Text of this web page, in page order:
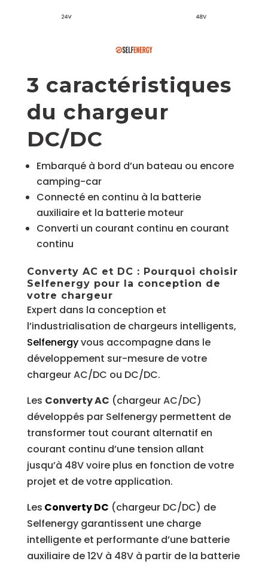
3 caractéristiques
du chargeur
DC/DC
Embarqué à bord d’un bateau ou encore
camping-car
Connecté en continu à la batterie
auxiliaire et la batterie moteur
Converti un courant continu en courant
continu
Converty AC et DC : Pourquoi choisir
Selfenergy pour la conception de
votre chargeur
Expert dans la conception et
l’industrialisation de chargeurs intelligents,
Selfenergyvous accompagne dans le
développement sur-mesure de votre
chargeur AC/DC ou DC/DC.
Les Converty AC (chargeur AC/DC)
développés par Selfenergy permettent de
transformer tout courant alternatif en
courant continu d’une tension allant
jusqu’à 48V voire plus en fonction de votre
projet et de votre application.
Les Converty DC (chargeur DC/DC) de
Selfenergy garantissent une charge
intelligente et performante d’une batterie
auxiliaire de 12V à 48V à partir de la batterie